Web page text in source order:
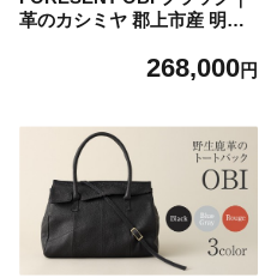
革のカシミヤ 郡上市産 明宝
AYレディースバッグ 鹿革
268,000円